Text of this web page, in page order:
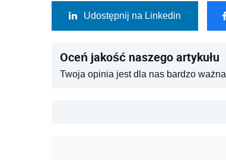
Udostępnij na Linkedin
Oceń jakość naszego artykułu
Twoja opinia jest dla nas bardzo ważna